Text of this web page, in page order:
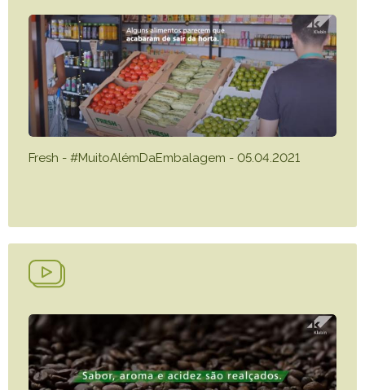
Fresh - #MuitoAlémDaEmbalagem - 05.04.2021